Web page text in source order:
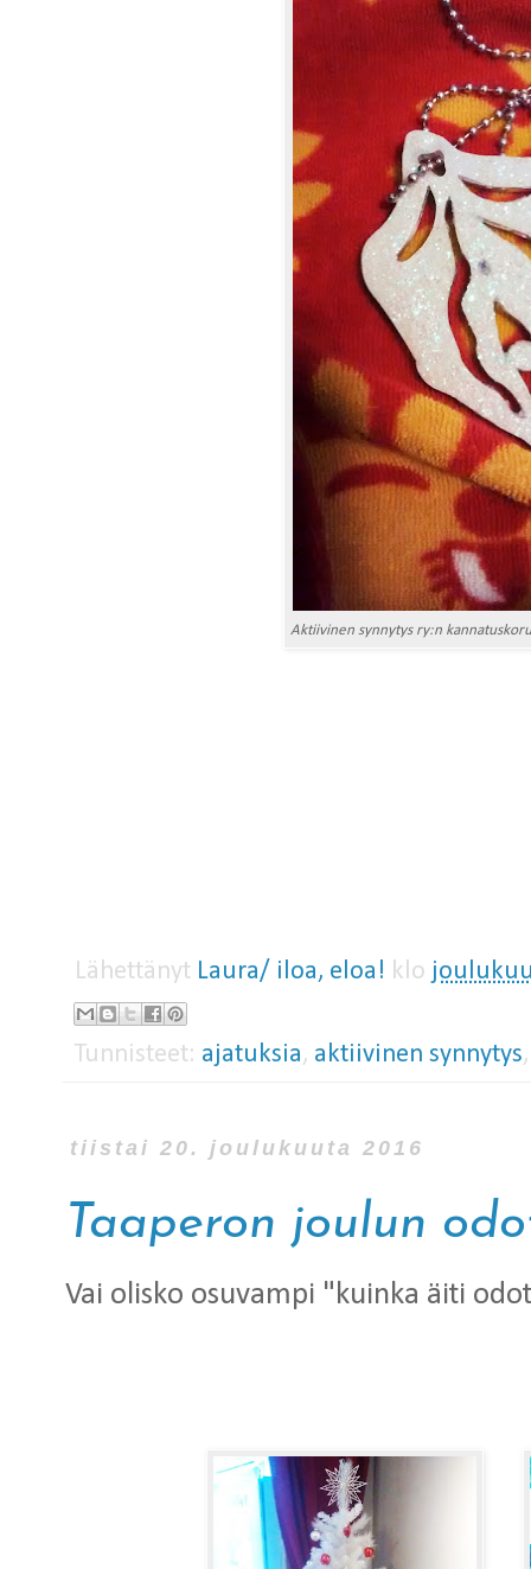
Aktiivinen synnytys ry:n
Lähettänyt Laura/ iloa, eloa! klo
Tunnisteet: ajatuksia, aktiivinen synnytys
tiistai 20. joulukuuta 2016
Taaperon joulun
Vai olisko osuvampi "kuinka äiti